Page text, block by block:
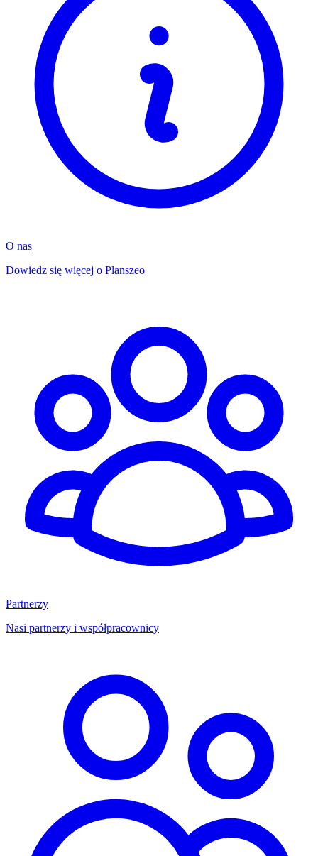
O nas
Dowiedz się więcej o Planszeo
Partnerzy
Nasi partnerzy i współpracownicy